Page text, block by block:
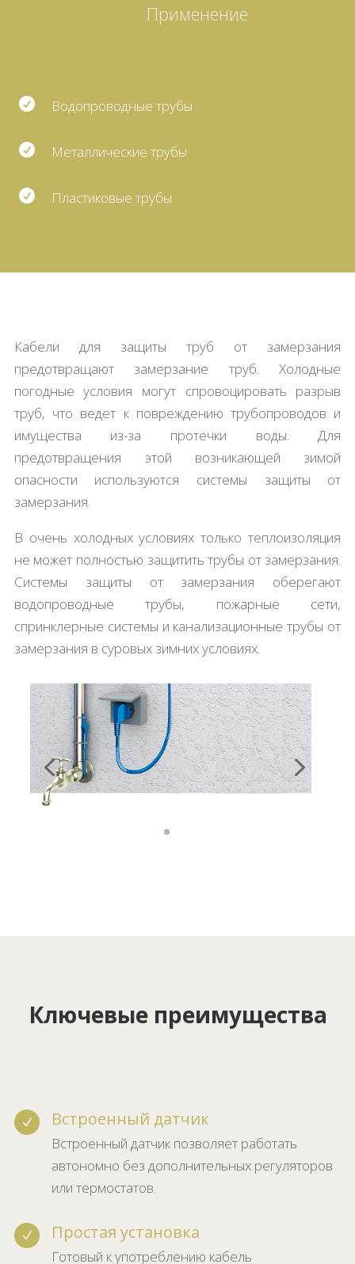
Применение
 Водопроводные трубы
 Металлические трубы
 Пластиковые трубы
Кабели для защиты труб от замерзания
предотвращают замерзание труб. Холодные
погодные условия могут спровоцировать разрыв
труб, что ведет к повреждению трубопроводов и
имущества из-за протечки воды. Для
предотвращения этой возникающей зимой
опасности используются системы защиты от
замерзания.
В очень холодных условиях только теплоизоляция
не может полностью защитить трубы от замерзания.
Системы защиты от замерзания оберегают
водопроводные трубы, пожарные сети,
спринклерные системы и канализационные трубы от
замерзания в суровых зимних условиях.
Ключевые преимущества
N Встроенный датчик
Встроенный датчик позволяет работать
автономно без дополнительных регуляторов
или термостатов.
N Простая установка
Готовый к употреблению кабель